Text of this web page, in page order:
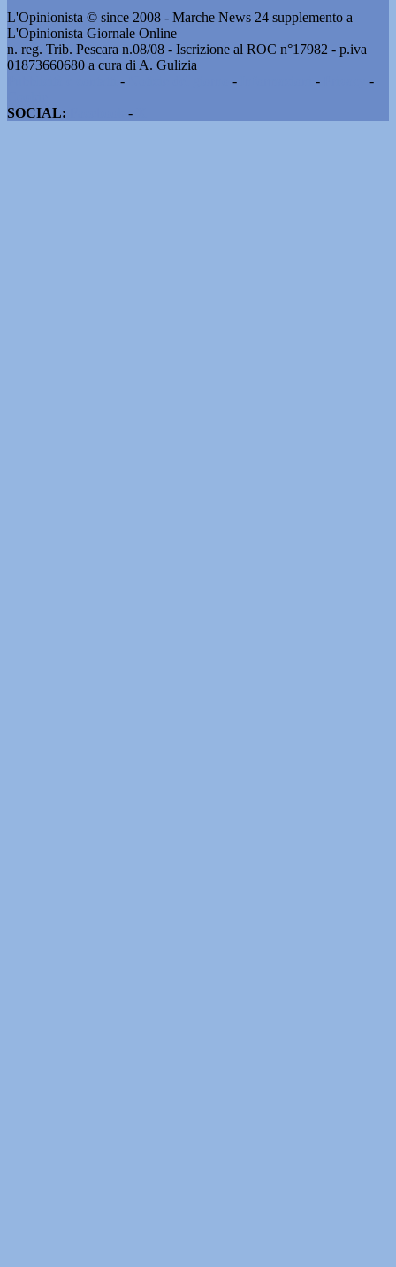
L'Opinionista © since 2008 - Marche News 24 supplemento a
L'Opinionista Giornale Online
n. reg. Trib. Pescara n.08/08 - Iscrizione al ROC n°17982 - p.iva
01873660680 a cura di A. Gulizia
- - -
-
SOCIAL:
-